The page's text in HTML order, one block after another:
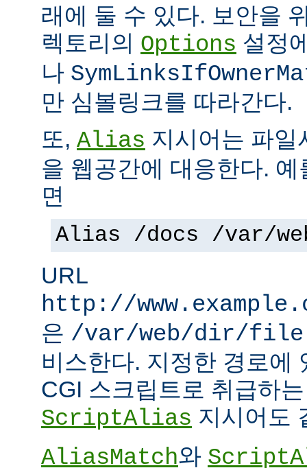
래에 둘 수 있다. 보안을
렉토리의 Options 설정
나
만 심볼링크를 따라간다.
또, Alias 지시어는 파일
을 웹공간에 대응한다.
면
Alias /docs /var/
URL
http://
은 /var/web/dir/
비스한다. 지정한 경로에
CGI 스크립트로 취급하
ScriptAlias 지시어도
AliasMatch와